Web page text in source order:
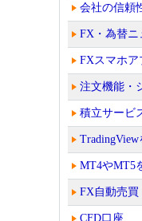
会社の信頼
FX・為替ニ
FXスマホア
注文機能・
積立サービ
MT4やMT5
FX自動売買
CFD口座